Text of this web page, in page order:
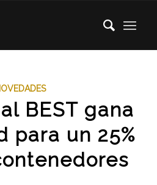
BEST gana
para un 25%